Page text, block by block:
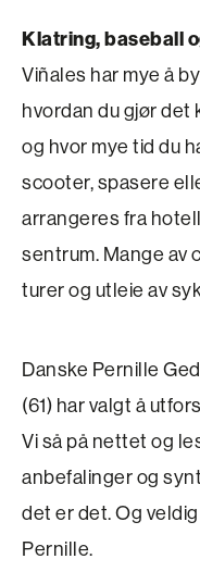
Klatring, baseball
Viñales har mye å
hvordan du gjør det
og hvor mye tid du
scooter, spasere
arrangeres fra
sentrum. Mange av
turer og utleie av
Danske Pernille
(61) har valgt å
Vi så på nettet og
anbefalinger og
det er det. Og
Pernille.